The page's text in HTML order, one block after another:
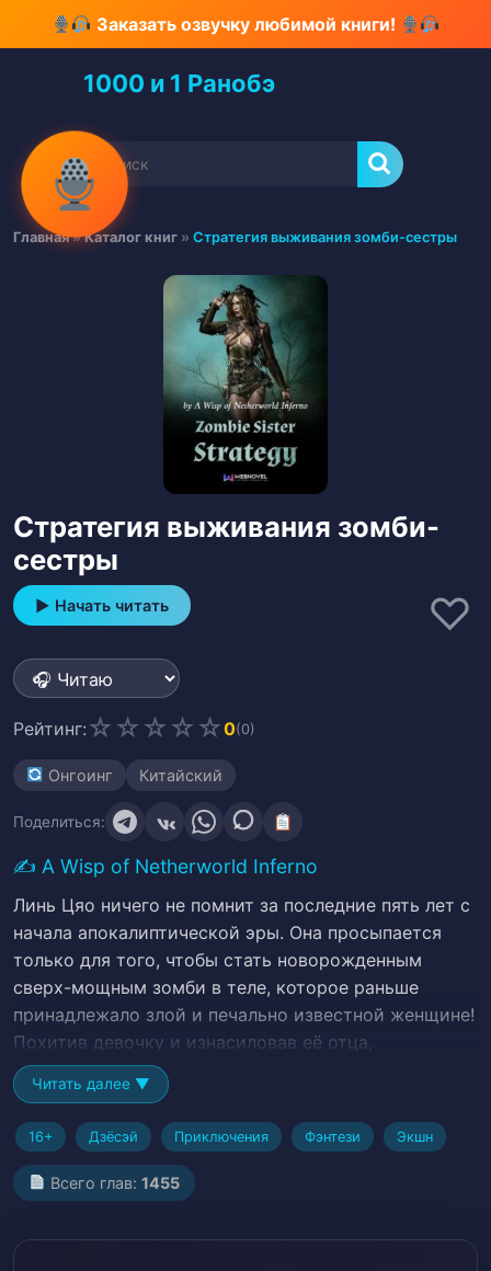
Перейти
Заказать озвучку любимой книги!
1000 и 1 Ранобэ
Найти:
Главная»Каталог книг » Cтратегия выживания зомби-сестры
Cтратегия выживания зомби-
сестры
▶ Начать читать ♡
Рейтинг: ☆ ☆ ☆ ☆ ☆0(0)
Онгоинг Китайский
Поделиться:
✍️ A Wisp of Netherworld Inferno
Линь Цяо ничего не помнит за последние пять лет с
начала апокалиптической эры. Она просыпается
только для того, чтобы стать новорожденным
сверх-мощным зомби в теле, которое раньше
принадлежало злой и печально известной женщине!
Похитив девочку и изнасиловав её отца,
предыдущий хозяин тела встретил свою кончину в
руках заговоров, которые она сама сторила всю
свою жизнь, и у Линь Цяо не было иного выбора,
кроме как справиться с последствиями, пытаясь
выяснить своё прошлое и судьбу её родных.
Что касается отца маленькой девочки, разве он не
может вести достойный бой? Он человек, но
Читать далее ▼
16+ Дзёсэй Приключения Фэнтези Экшн
Всего глав:1455